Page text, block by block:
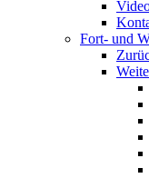
Fort- und